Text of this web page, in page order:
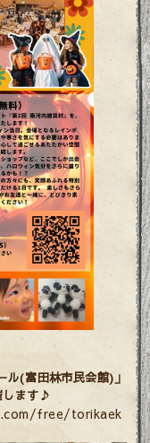
(富田林市民会館)」
します♪
free/torikaek